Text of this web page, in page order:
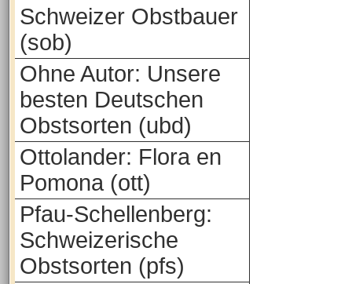
Schweizer Obstbauer
(sob)
Ohne Autor: Unsere
besten Deutschen
Obstsorten (ubd)
Ottolander: Flora en
Pomona (ott)
Pfau-Schellenberg:
Schweizerische
Obstsorten (pfs)